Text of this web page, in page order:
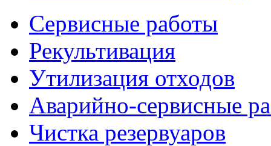
Сервисные работы
Рекультивация
Утилизация отходов
Аварийно-сервисные
Чистка резервуаров